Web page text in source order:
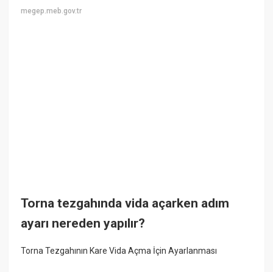
megep.meb.gov.tr
Torna tezgahında vida açarken adım
ayarı nereden yapılır?
Torna Tezgahının Kare Vida Açma İçin Ayarlanması